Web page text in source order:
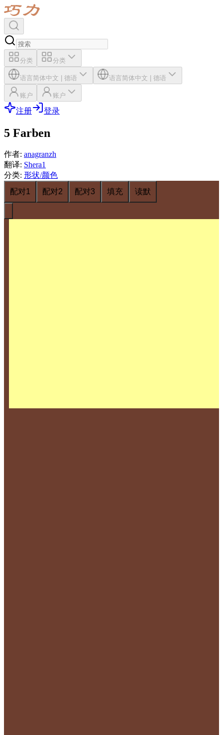
分类 分类
语言简体中文 | 德语 语言简体中文 | 德语
账户 账户
注册 登录
5 Farben
作者: anagranzh
翻译: Shera1
分类: 形状/颜色
配对1
配对2 配对3 填充 读默